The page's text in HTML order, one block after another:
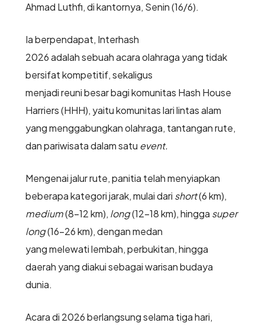
Ahmad Luthfi, di kantornya, Senin (16/6).
Ia berpendapat, Interhash
2026 adalah sebuah acara olahraga yang tidak
bersifat kompetitif, sekaligus
menjadi reuni besar bagi komunitas Hash House
Harriers (HHH), yaitu komunitas lari lintas alam
yang menggabungkan olahraga, tantangan rute,
dan pariwisata dalam satu event.
Mengenai jalur rute, panitia telah menyiapkan
beberapa kategori jarak, mulai dari short(6 km),
medium(8-12 km), long(12-18 km), hingga super
long(16-26 km), dengan medan
yang melewati lembah, perbukitan, hingga
daerah yang diakui sebagai warisan budaya
dunia.
Acara di 2026 berlangsung selama tiga hari,